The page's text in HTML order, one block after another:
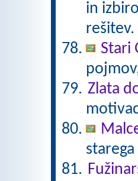
in
rešitev.
Stari
Zlata